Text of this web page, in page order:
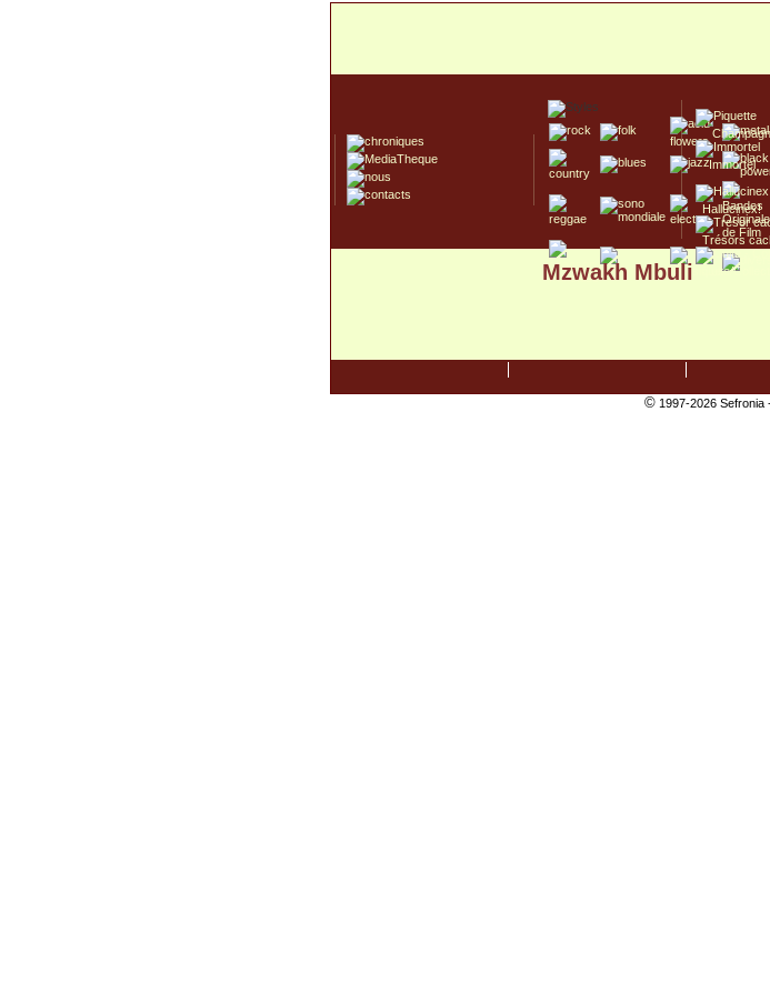
Immortel
Hallucinex!
Trésors
Culte/
Mzwakh Mbuli
©1997-2026 Sefronia